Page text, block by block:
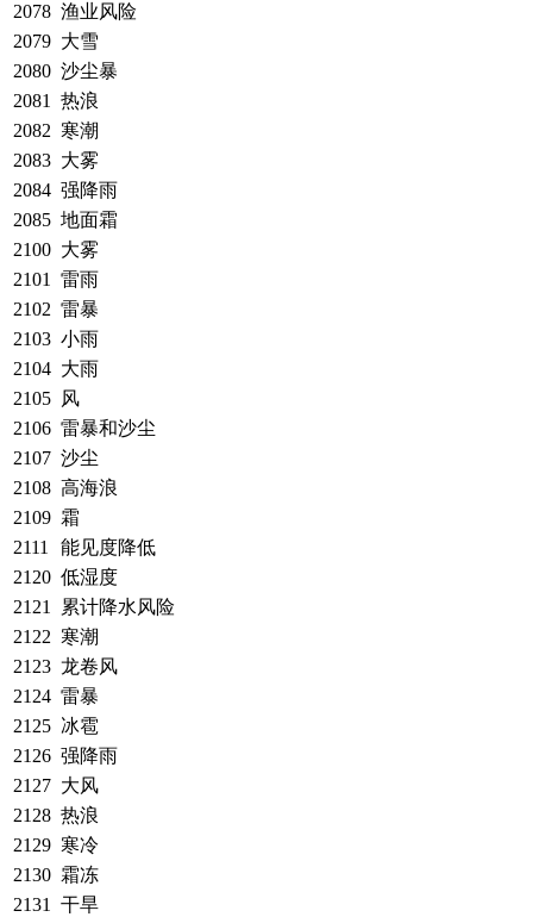
2078 渔业风险
2079 大雪
2080 沙尘暴
2081
热浪
2082 寒潮
2083 大雾
2084 强降雨
2085 地面霜
2100 大雾
2101
雷雨
2102 雷暴
2103 小雨
2104 大雨
2105 风
2106 雷暴和沙尘
2107 沙尘
2108 高海浪
2109 霜
2111
能见度降低
2120 低湿度
2121
累计降水风险
2122 寒潮
2123 龙卷风
2124 雷暴
2125 冰雹
2126 强降雨
2127 大风
2128 热浪
2129 寒冷
2130 霜冻
2131
干旱